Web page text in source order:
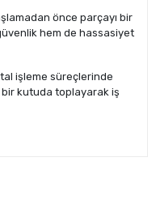
önce parçayı bir
hem de hassasiyet
işleme süreçlerinde
bir kutuda toplayarak iş